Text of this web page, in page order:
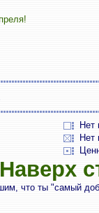
Нет
Нет
Наверх
что ты "самый